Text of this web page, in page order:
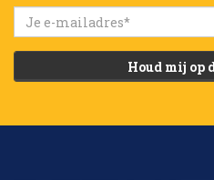
Houd mij op